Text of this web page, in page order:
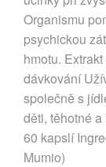
Organismu
psychickou
hmotu.
dávkování
společně s
děti, těhotné
60 kapslí
Mumio)